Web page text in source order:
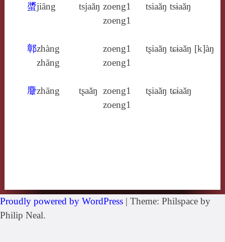
螿jiāng tsjaăŋ zoeng1
zoeng1
tsiaăŋ tsɨaăŋ
鄣zhàng
zhāng
zoeng1
zoeng1
tʂiaăŋ tɕɨaăŋ [k]àŋ
麞zhāng tʂaăŋ zoeng1
zoeng1
tʂiaăŋ tɕɨaăŋ
Proudly powered by WordPress | Theme: Philspace by
Philip Neal.